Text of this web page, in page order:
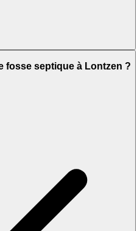
fosse septique à Lontzen ?